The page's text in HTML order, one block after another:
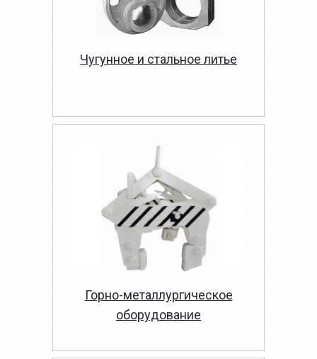
Чугунное и стальное литье
Горно-металлургическое
оборудование